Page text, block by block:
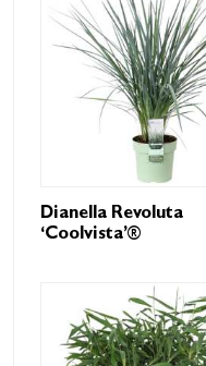
Dianella Revoluta
‘Coolvista’®